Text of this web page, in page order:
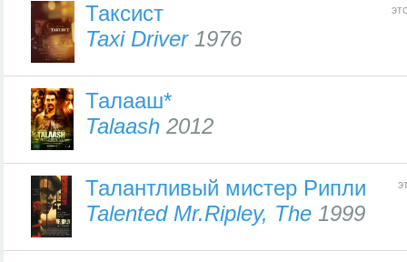
Таксист
Taxi Driver1976
Талааш*
Talaash 2012
Талантливый мистер Рипли
Talented Mr.Ripley, The 1999